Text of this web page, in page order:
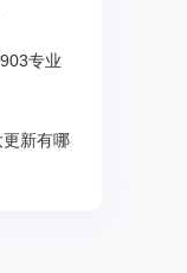
专业
新有哪